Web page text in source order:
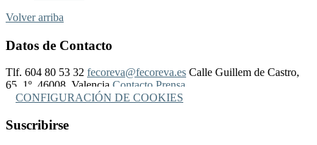
Volver arriba
Datos de Contacto
Tlf. 604 80 53 32 fecoreva@fecoreva.es Calle Guillem de Castro,
65, 1º, 46008, Valencia Contacto Prensa
CONFIGURACIÓN DE COOKIES
Suscribirse